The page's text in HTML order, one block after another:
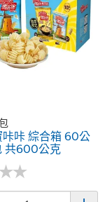
咔咔 綜合箱 60公
共600公克
★
★